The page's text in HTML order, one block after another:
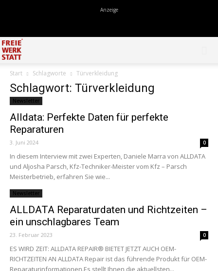
Start Schlagworte Türverkleidung
Schlagwort: Türverkleidung
Newsletter
Alldata: Perfekte Daten für perfekte
Reparaturen
3. Juni 2024 0
In diesem Interview mit zwei Experten, Daniele Marra von ALLDATA
und Aljosha Parsch, Kfz-Techniker-Meister vom Kfz – Parsch
Meisterbetrieb, erfahren Sie wie...
Newsletter
ALLDATA Reparaturdaten und Richtzeiten –
ein unschlagbares Team
23. Februar 2023 0
ES WIRD ZEIT: ALLDATA REPAIR® BIETET JETZT AUCH OEM-
RICHTZEITEN AN ALLDATA Repair ist das führende Produkt für OEM-
Reparaturinformationen.Es stellt Ihnen die aktuellsten...